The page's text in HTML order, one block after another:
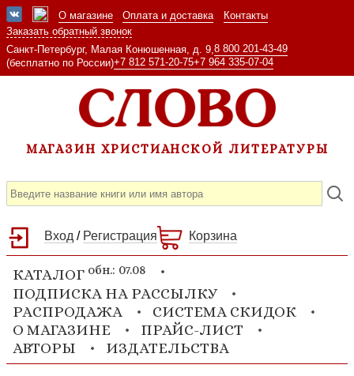
О магазине Оплата и доставка
Контакты
Заказать обратный звонок
Санкт-Петербург, Малая Конюшенная, д. 9, 8 800 201-43-49
(бесплатно по России)+7 812 571-20-75+7 964 335-07-04
МАГАЗИН ХРИСТИАНСКОЙ ЛИТЕРАТУРЫ
Вход / Регистрация Корзина
КАТАЛОГ обн.: 07.08
ПОДПИСКА НА РАССЫЛКУ
РАСПРОДАЖА
СИСТЕМА СКИДОК
О МАГАЗИНЕ
ПРАЙС-ЛИСТ
АВТОРЫ
ИЗДАТЕЛЬСТВА